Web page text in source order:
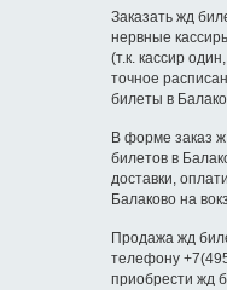
Заказать жд
нервные
(т.к. кассир
точное
билеты в
В форме заказ
билетов в
доставки,
Балаково на
Продажа жд
телефону
приобрести жд